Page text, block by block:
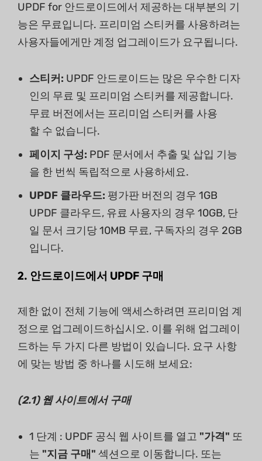
UPDF for 안드로이드에서 제공하는 대부분의 기
능은 무료입니다. 프리미엄 스티커를 사용하려는
사용자들에게만 계정 업그레이드가 요구됩니다.
스티커: UPDF 안드로이드는 많은 우수한 디자
인의 무료 및 프리미엄 스티커를 제공합니다.
무료 버전에서는 프리미엄 스티커를 사용
할 수 없습니다.
페이지 구성: PDF 문서에서 추출 및 삽입 기능
을 한 번씩 독립적으로 사용하세요.
UPDF 클라우드: 평가판 버전의 경우 1GB
UPDF 클라우드, 유료 사용자의 경우 10GB, 단
일 문서 크기당 10MB 무료, 구독자의 경우 2GB
입니다.
2. 안드로이드에서 UPDF 구매
제한 없이 전체 기능에 액세스하려면 프리미엄 계
정으로 업그레이드하십시오. 이를 위해 업그레이
드하는 두 가지 다른 방법이 있습니다. 요구 사항
에 맞는 방법 중 하나를 시도해 보세요:
(2.1) 웹 사이트에서 구매
1 단계 : UPDF 공식 웹 사이트를 열고 "가격" 또
는 "지금 구매" 섹션으로 이동합니다. 또는